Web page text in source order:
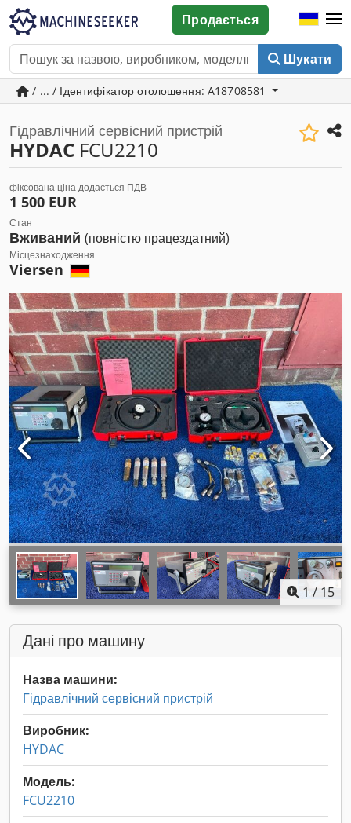
Шукати
Продається
/ ... / Ідентифікатор оголошення: A18708581
Гідравлічний сервісний пристрій
HYDAC FCU2210
фіксована ціна додається ПДВ
1 500 EUR
Стан
Вживаний (повністю працездатний)
Місцезнаходження
Viersen
1 / 15
Дані про машину
Назва машини:
Гідравлічний сервісний пристрій
Виробник:
HYDAC
Модель:
FCU2210